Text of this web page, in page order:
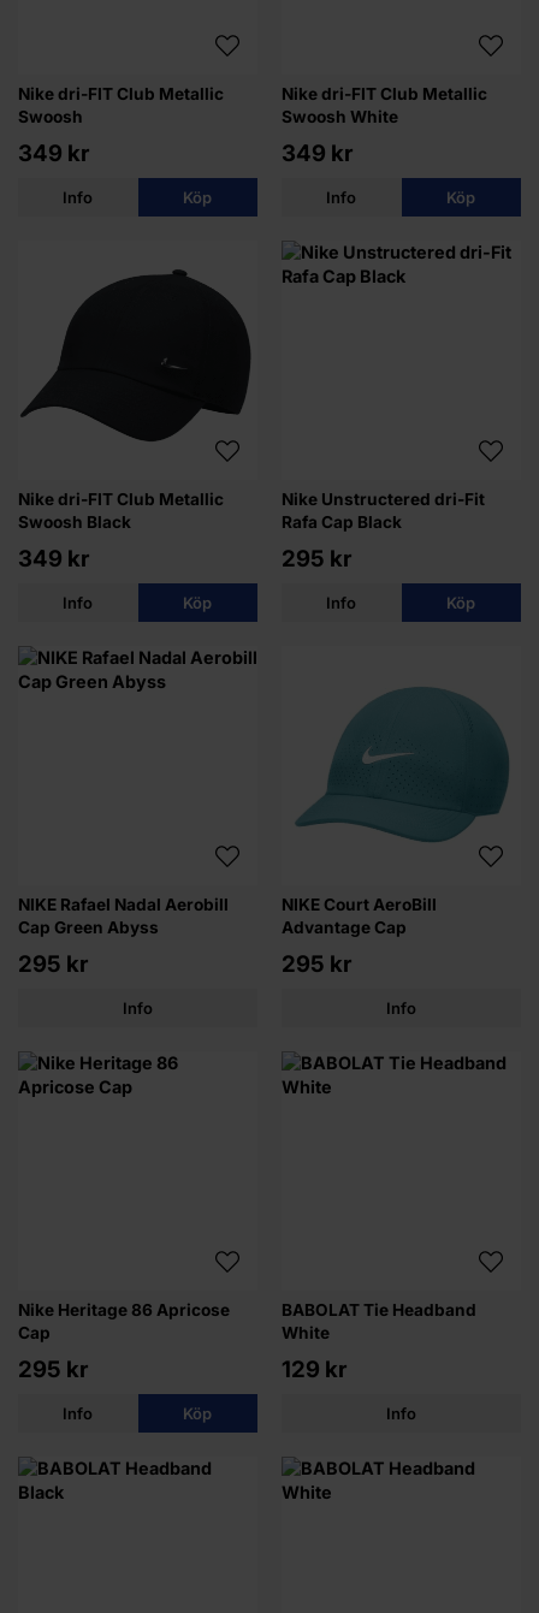
Nike dri-FIT Club Metallic
Swoosh
349 kr
Info Köp
Nike dri-FIT Club Metallic
Swoosh White
349 kr
Info Köp
Nike dri-FIT Club Metallic
Swoosh Black
349 kr
Info Köp
Nike Unstructered dri-Fit
Rafa Cap Black
295 kr
Info Köp
NIKE Rafael Nadal Aerobill
Cap Green Abyss
295 kr
Info
NIKE Court AeroBill
Advantage Cap
295 kr
Info
Nike Heritage 86 Apricose
Cap
295 kr
Info Köp
BABOLAT Tie Headband
White
129 kr
Info